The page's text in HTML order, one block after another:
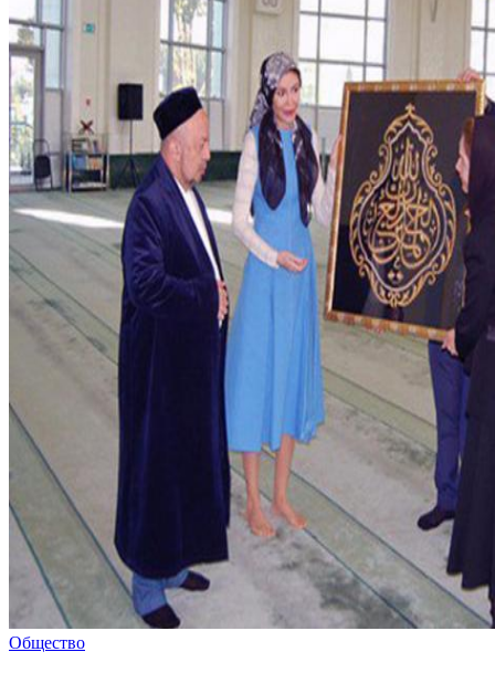
Общество